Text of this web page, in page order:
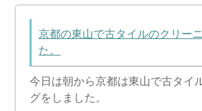
京都の東山で古タイルのクリー
た。
今日は朝から京都は東山で古タイ
グをしました。